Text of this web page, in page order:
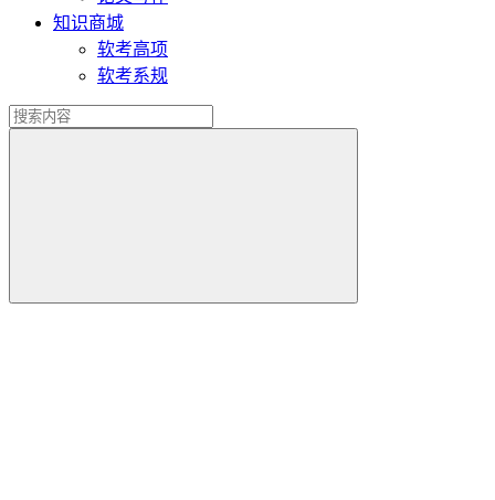
知识商城
软考高项
软考系规